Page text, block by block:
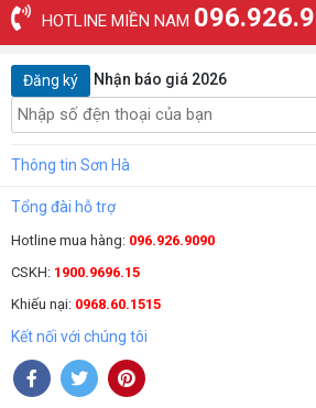
HOTLINE MIỀN NAM
Đăng ký Nhận báo giá 2026
Thông tin Sơn Hà
Tổng đài hỗ trợ
Hotline mua hàng: 096.926.9090
CSKH: 1900.9696.15
Khiếu nại: 0968.60.1515
Kết nối với chúng tôi